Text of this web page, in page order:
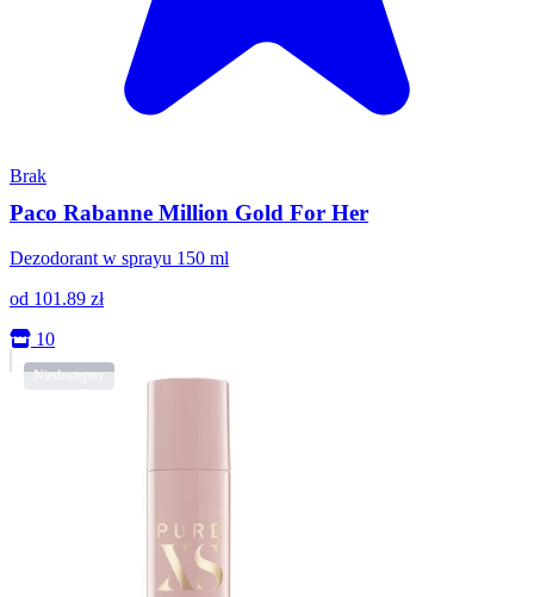
Brak
Paco Rabanne Million Gold For Her
Dezodorant w sprayu 150 ml
od 101.89 zł
10